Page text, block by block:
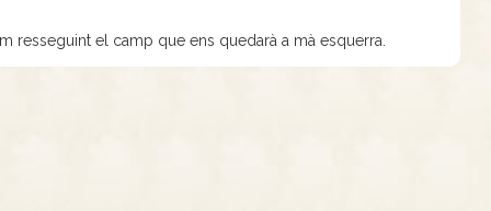
resseguint el camp que ens quedarà a mà esquerra.